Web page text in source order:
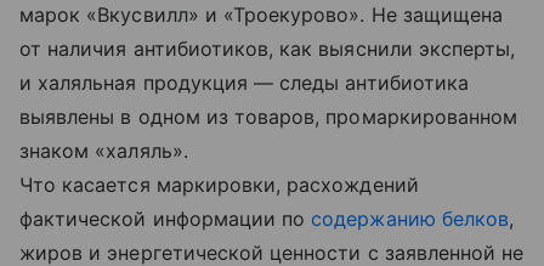
марок «Вкусвилл» и «Троекурово». Не защищена
от наличия антибиотиков, как выяснили эксперты,
и халяльная продукция — следы антибиотика
выявлены в одном из товаров, промаркированном
знаком «халяль».
Что касается маркировки, расхождений
фактической информации по содержанию белков,
жиров и энергетической ценности с заявленной не